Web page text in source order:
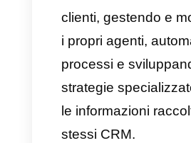
Più agenti
rispondere
clienti
Più account